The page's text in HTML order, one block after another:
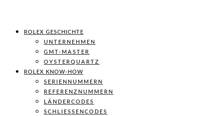
ROLEX GESCHICHTE
UNTERNEHMEN
GMT-MASTER
OYSTERQUARTZ
ROLEX KNOW-HOW
SERIENNUMMERN
REFERENZNUMMERN
LÄNDERCODES
SCHLIESSENCODES